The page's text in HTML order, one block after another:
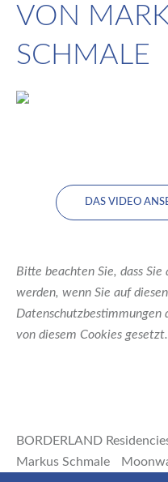
VON
SCHMALE
DAS VIDEO
Bitte beachten Sie, dass
werden, wenn Sie auf
Datenschutzbestimmungen
von diesem Cookies gesetzt.
BORDERLAND
Markus Schmale